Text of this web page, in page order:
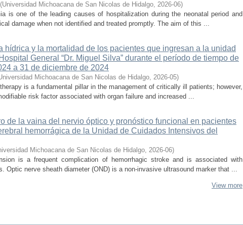
(Universidad Michoacana de San Nicolas de Hidalgo, 2026-06)
is one of the leading causes of hospitalization during the neonatal period and
damage when not identified and treated promptly. The aim of this ...
hídrica y la mortalidad de los pacientes que ingresan a la unidad
General “Dr. Miguel Silva” durante el período de tiempo de
a 31 de diciembre de 2024
Michoacana de San Nicolas de Hidalgo, 2026-05)
is a fundamental pillar in the management of critically ill patients; however,
risk factor associated with organ failure and increased ...
de la vaina del nervio óptico y pronóstico funcional en pacientes
hemorrágica de la Unidad de Cuidados Intensivos del
Michoacana de San Nicolas de Hidalgo, 2026-06)
is a frequent complication of hemorrhagic stroke and is associated with
Optic nerve sheath diameter (OND) is a non-invasive ultrasound marker that ...
View more